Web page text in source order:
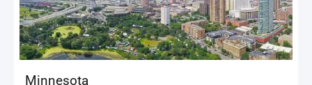
Minnesota